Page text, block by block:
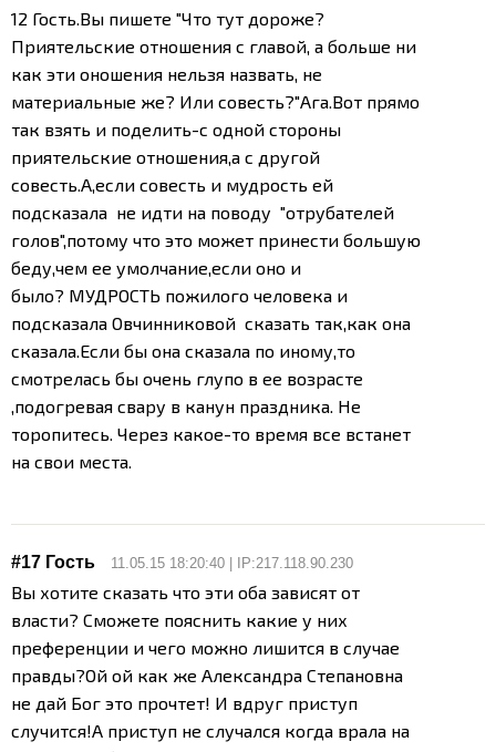
12 Гость.Вы пишете "Что тут дороже?
Приятельские отношения с главой, а больше ни
как эти оношения нельзя назвать, не
материальные же? Или совесть?"Ага.Вот прямо
так взять и поделить-с одной стороны
приятельские отношения,а с другой
совесть.А,если совесть и мудрость ей
подсказала не идти на поводу "отрубателей
голов",потому что это может принести большую
беду,чем ее умолчание,если оно и
было? МУДРОСТЬ пожилого человека и
подсказала Овчинниковой сказать так,как она
сказала.Если бы она сказала по иному,то
смотрелась бы очень глупо в ее возрасте
,подогревая свару в канун праздника. Не
торопитесь. Через какое-то время все встанет
на свои места.
#17 Гость 11.05.15 18:20:40 | IP:217.118.90.230
Вы хотите сказать что эти оба зависят от
власти? Сможете пояснить какие у них
преференции и чего можно лишится в случае
правды?Ой ой как же Александра Степановна
не дай Бог это прочтет! И вдруг приступ
случится!А приступ не случался когда врала на